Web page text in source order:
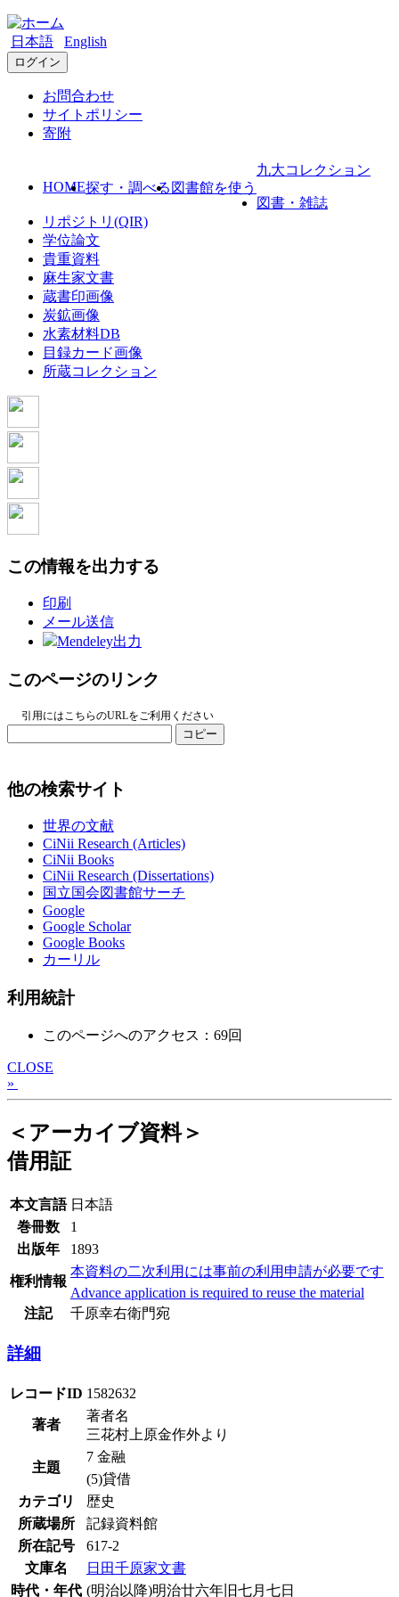
日本語 English
ログイン
お問合わせ
サイトポリシー
寄附
HOME探す・調べる 図書館を使う
九大コレクション
図書・雑誌
リポジトリ(QIR)
学位論文
貴重資料
麻生家文書
蔵書印画像
炭鉱画像
水素材料DB
目録カード画像
所蔵コレクション
この情報を出力する
印刷
メール送信
Mendeley出力
このページのリンク
引用にはこちらのURLをご利用ください
コピー
他の検索サイト
世界の文献
CiNii Research (Articles)
CiNii Books
CiNii Research (Dissertations)
国立国会図書館サーチ
Google
Google Scholar
Google Books
カーリル
利用統計
このページへのアクセス：69回
CLOSE
»
＜アーカイブ資料＞
借用証
本文言語 日本語
巻冊数
1
出版年
1893
権利情報
本資料の二次利用には事前の利用申請が必要です
Advance application is required to reuse the material
注記
千原幸右衛門宛
詳細
レコードID 1582632
著者
著者名
三花村上原金作外より
主題
7 金融
(5)貸借
カテゴリ
歴史
所蔵場所
記録資料館
所在記号
617-2
文庫名
日田千原家文書
時代・年代 (明治以降)明治廿六年旧七月七日